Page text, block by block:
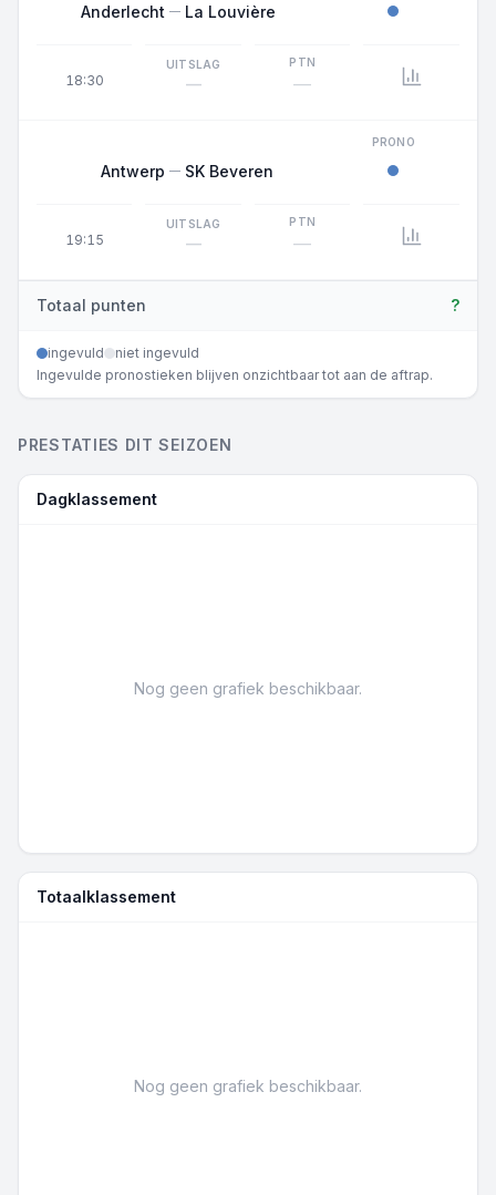
18:30
Anderlecht La Louvière
UITSLAG
—
PTN
—
19:15
Antwerp SK Beveren
PRONO
UITSLAG
—
PTN
—
Totaal punten ?
ingevuld
niet ingevuld
Ingevulde pronostieken blijven onzichtbaar tot aan de aftrap.
PRESTATIES DIT SEIZOEN
Dagklassement
Nog geen grafiek beschikbaar.
Totaalklassement
Nog geen grafiek beschikbaar.